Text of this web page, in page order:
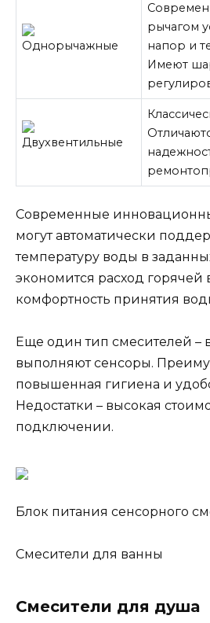
Однорычажные
рычагом
напор и
Имеют
Двухвентильные
Современные
могут автоматически
температуру воды в
экономится расход горячей
комфортность принятия
Еще один тип смесителей –
выполняют сенсоры.
повышенная гигиена и
Недостатки – высокая
подключении.
Блок питания сенсорного
Смесители для ванны
Смесители для душа